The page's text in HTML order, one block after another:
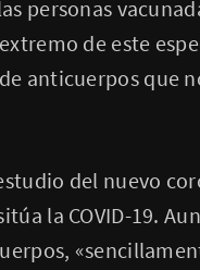
personas
de este
anticuerpos que
del nuevo
la COVID-19.